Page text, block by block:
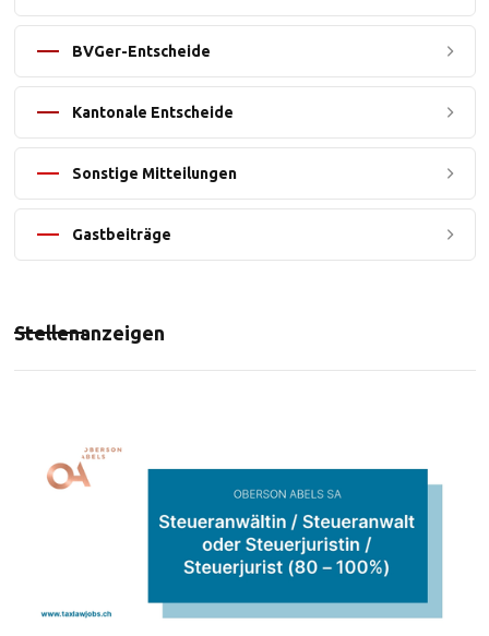
BVGer-Entscheide
Kantonale Entscheide
Sonstige Mitteilungen
Gastbeiträge
Stellenanzeigen